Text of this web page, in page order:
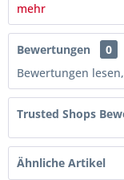
mehr
Bewertungen
0
Bewertungen
Trusted Shops
Ähnliche Artikel